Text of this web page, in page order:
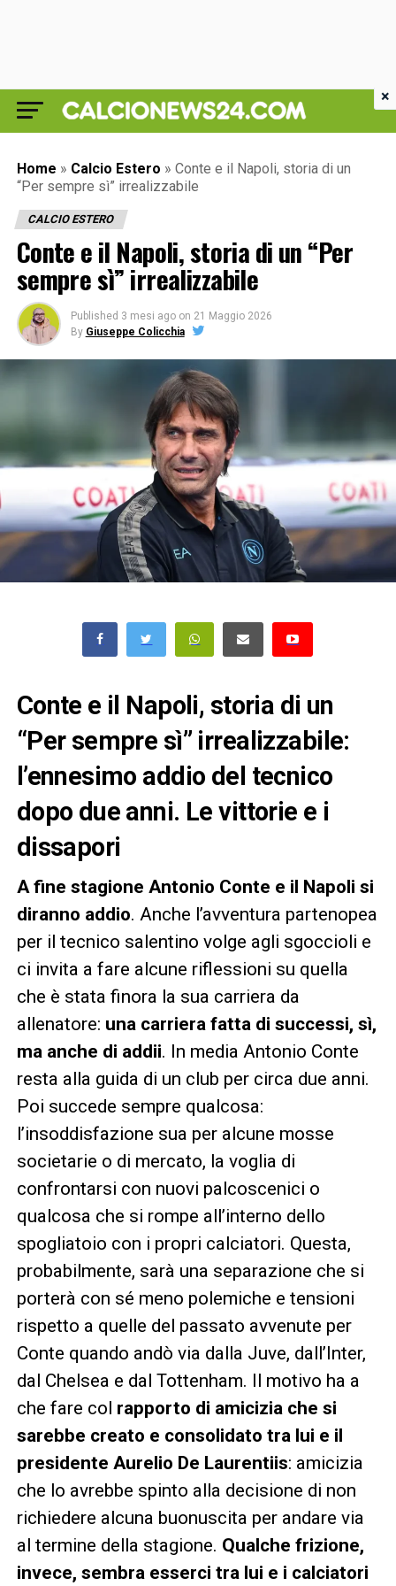
Home » Calcio Estero » Conte e il Napoli, storia di un
“Per sempre sì” irrealizzabile
CALCIO ESTERO
Conte e il Napoli, storia di un “Per
sempre sì” irrealizzabile
Published 3 mesi ago on 21 Maggio 2026
By Giuseppe Colicchia
Conte e il Napoli, storia di un
“Per sempre sì” irrealizzabile:
l’ennesimo addio del tecnico
dopo due anni. Le vittorie e i
dissapori
A fine stagione Antonio Conte e il Napoli si
diranno addio. Anche l’avventura partenopea
per il tecnico salentino volge agli sgoccioli e
ci invita a fare alcune riflessioni su quella
che è stata finora la sua carriera da
allenatore: una carriera fatta di successi, sì,
ma anche di addii. In media Antonio Conte
resta alla guida di un club per circa due anni.
Poi succede sempre qualcosa:
l’insoddisfazione sua per alcune mosse
societarie o di mercato, la voglia di
confrontarsi con nuovi palcoscenici o
qualcosa che si rompe all’interno dello
spogliatoio con i propri calciatori. Questa,
probabilmente, sarà una separazione che si
porterà con sé meno polemiche e tensioni
rispetto a quelle del passato avvenute per
Conte quando andò via dalla Juve, dall’Inter,
dal Chelsea e dal Tottenham. Il motivo ha a
che fare col rapporto di amicizia che si
sarebbe creato e consolidato tra lui e il
presidente Aurelio De Laurentiis: amicizia
che lo avrebbe spinto alla decisione di non
richiedere alcuna buonuscita per andare via
al termine della stagione. Qualche frizione,
invece, sembra esserci tra lui e i calciatori
×